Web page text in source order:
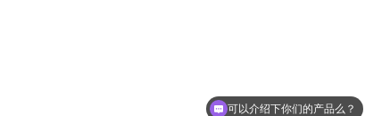
可以介绍下你们的产品么？